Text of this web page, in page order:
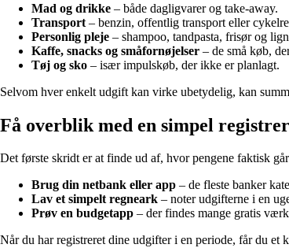
Mad og drikke – både dagligvarer og take-away.
Transport – benzin, offentlig transport eller
Personlig pleje – shampoo, tandpasta, frisør og
Kaffe, snacks og småfornøjelser – de små køb,
Tøj og sko – især impulskøb, der ikke er planlagt.
Selvom hver enkelt udgift kan virke ubetydelig, kan
Få overblik med en simpel
Det første skridt er at finde ud af, hvor pengene faktisk
Brug din netbank eller app – de fleste banker
Lav et simpelt regneark – noter udgifterne i en
Prøv en budgetapp – der findes mange gratis
Når du har registreret dine udgifter i en periode, får du et